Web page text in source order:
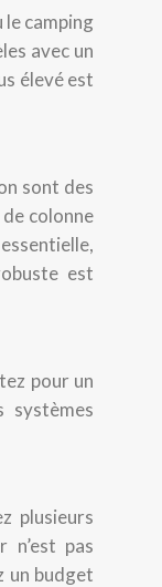
camping
avec un
élevé est
sont des
colonne
est
pour un
systèmes
plusieurs
n’est pas
un budget